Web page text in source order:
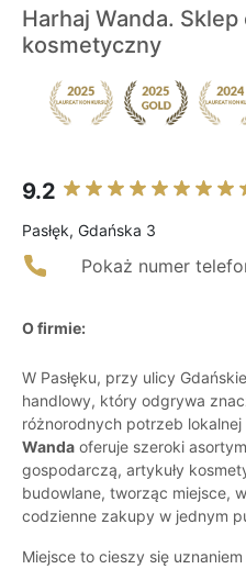
Harhaj Wanda.
kosmetyczny
9.2
Pasłęk, Gdańska 3
Pokaż numer
O firmie:
W Pasłęku, przy ulicy
handlowy, który odgrywa
różnorodnych potrzeb lokalnej
Wanda oferuje szeroki
gospodarczą, artykuły
budowlane, tworząc miejsce,
codzienne zakupy w jednym
Miejsce to cieszy się